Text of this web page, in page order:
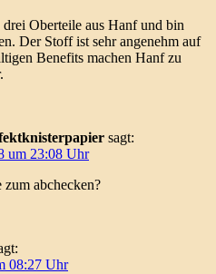
Oberteile aus Hanf und bin
Der Stoff ist sehr angenehm auf
Benefits machen Hanf zu
sagt:
um 23:08 Uhr
abchecken?
08:27 Uhr